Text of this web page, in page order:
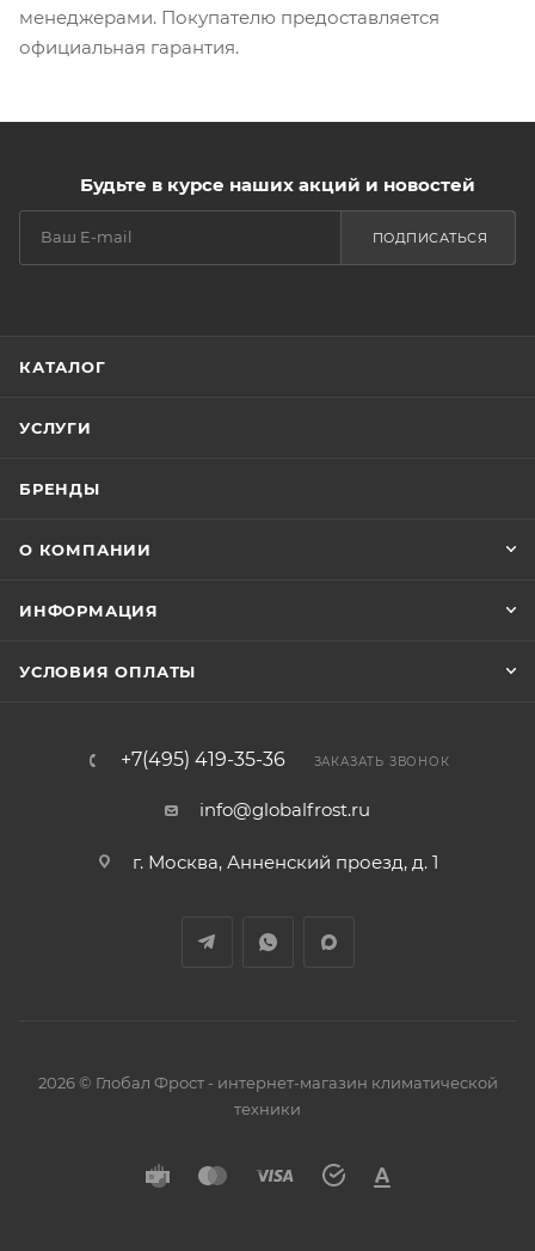
менеджерами. Покупателю предоставляется
официальная гарантия.
Будьте в курсе наших акций и новостей
ПОДПИСАТЬСЯ
КАТАЛОГ
УСЛУГИ
БРЕНДЫ
О КОМПАНИИ
ИНФОРМАЦИЯ
УСЛОВИЯ ОПЛАТЫ
+7(495) 419-35-36 ЗАКАЗАТЬ ЗВОНОК
info@globalfrost.ru
г. Москва, Анненский проезд, д. 1
2026 © Глобал Фрост - интернет-магазин климатической
техники